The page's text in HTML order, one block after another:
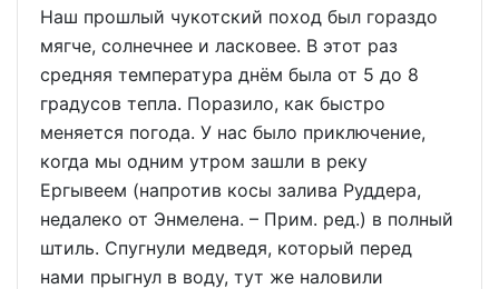
Наш прошлый чукотский поход был гораздо
мягче, солнечнее и ласковее. В этот раз
средняя температура днём была от 5 до 8
градусов тепла. Поразило, как быстро
меняется погода. У нас было приключение,
когда мы одним утром зашли в реку
Ергывеем (напротив косы залива Руддера,
недалеко от Энмелена. – Прим. ред.) в полный
штиль. Спугнули медведя, который перед
нами прыгнул в воду, тут же наловили